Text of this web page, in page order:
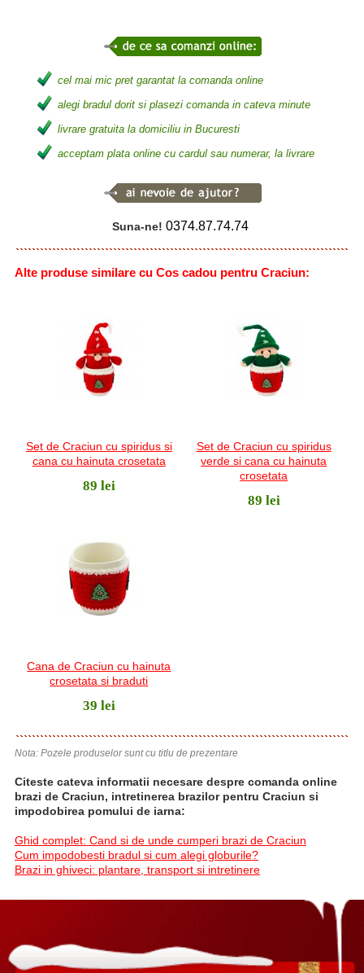
cel mai mic pret garantat la comanda online
alegi bradul dorit si plasezi comanda in cateva minute
livrare gratuita la domiciliu in Bucuresti
acceptam plata online cu cardul sau numerar, la livrare
Suna-ne! 0374.87.74.74
Alte produse similare cu Cos cadou pentru Craciun:
Set de Craciun cu spiridus si
cana cu hainuta crosetata
89 lei
Set de Craciun cu spiridus
verde si cana cu hainuta
crosetata
89 lei
Cana de Craciun cu hainuta
crosetata si braduti
39 lei
Nota: Pozele produselor sunt cu titlu de prezentare
Citeste cateva informatii necesare despre comanda online
brazi de Craciun, intretinerea brazilor pentru Craciun si
impodobirea pomului de iarna:
Ghid complet: Cand si de unde cumperi brazi de Craciun
Cum impodobesti bradul si cum alegi globurile?
Brazi in ghiveci: plantare, transport si intretinere